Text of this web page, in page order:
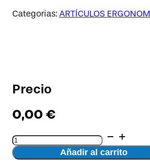
Categorias:ARTÍCULOS
Precio
0,00€
Cálculo
de
esfuerzos
Añadir al carrito